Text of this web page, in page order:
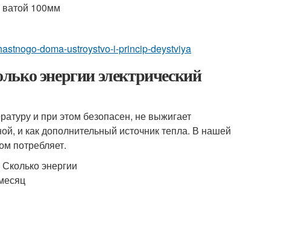
100мм
doma-ustroystvo-i-princip-deystviya
энергии электрический
и при этом безопасен, не выжигает
и как дополнительный источник тепла. В нашей
потребляет.